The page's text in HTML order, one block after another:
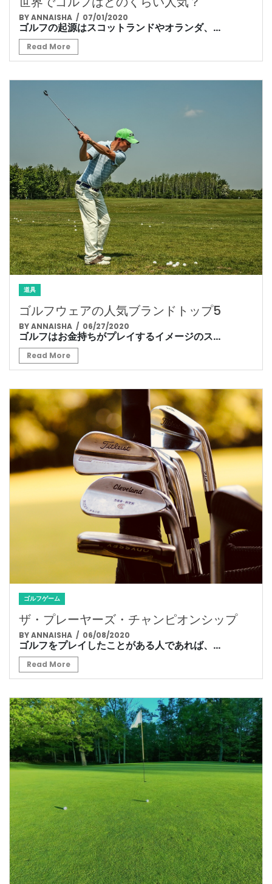
BY ANNAISHA / 07/01/2020
ゴルフの起源はスコットランドやオランダ、...
Read More
道具
ゴルフウェアの人気ブランドトップ5
BY ANNAISHA / 06/27/2020
ゴルフはお金持ちがプレイするイメージのス...
Read More
ゴルフゲーム
ザ・プレーヤーズ・チャンピオンシップ
BY ANNAISHA / 06/08/2020
ゴルフをプレイしたことがある人であれば、...
Read More